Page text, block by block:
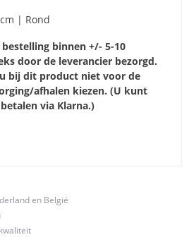
| Rond
binnen +/- 5-10
door de leverancier bezorgd.
bij dit product niet voor de
afhalen kiezen. (U kunt
via Klarna.)
en België